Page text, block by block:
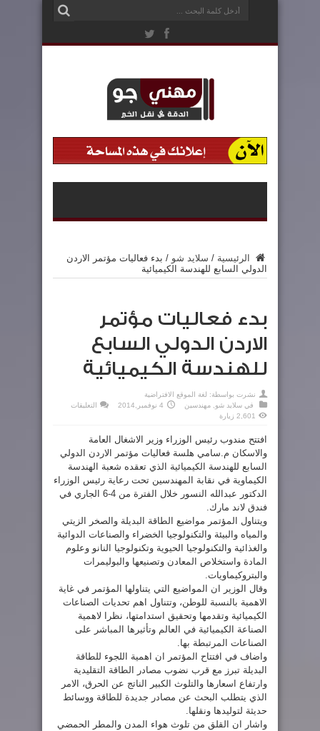
الرئيسية / سلايد شو / بدء فعاليات مؤتمر الاردن
الدولي السابع للهندسة الكيميائية
بدء فعاليات مؤتمر
الاردن الدولي السابع
للهندسة الكيميائية
نشرت بواسطة: لغة الموقع الافتراضية
في سلايد شو, مهندسين 4 نوفمبر,2014 التعليقات
السابع
للهندسة
الكيميائية
مغلقة
2,601 زيارة
افتتح مندوب رئيس الوزراء وزير الاشغال العامة
والاسكان م.سامي هلسة فعاليات مؤتمر الاردن الدولي
السابع للهندسة الكيميائية الذي تعقده شعبة الهندسة
الكيماوية في نقابة المهندسين تحت رعاية رئيس الوزراء
الدكتور عبدالله النسور خلال الفترة من 4-6 الجاري في
فندق لاند مارك.
ويتناول المؤتمر مواضيع الطاقة البديلة والصخر الزيتي
والمياه والبيئة والتكنولوجيا الخضراء والصناعات الدوائية
والغذائية والتكنولوجيا الحيوية وتكنولوجيا النانو وعلوم
المادة واستخلاص المعادن وتصنيعها والبوليمرات
والبتروكيماويات.
وقال الوزير ان المواضيع التي يتناولها المؤتمر في غاية
الاهمية بالنسبة للوطن، وتتناول اهم تحديات الصناعات
الكيميائية وتقدمها وتحقيق استدامتها، نظرا لاهمية
الصناعة الكيميائية في العالم وتأثيرها المباشر على
الصناعات المرتبطة بها.
واضاف في افتتاح المؤتمر ان اهمية اللجوء للطاقة
البديلة تبرز مع قرب نضوب مصادر الطاقة التقليدية
وارتفاع اسعارها والتلوث الكبير الناتج عن الحرق، الامر
الذي يتطلب البحث عن مصادر جديدة للطاقة ووسائط
حديثة لتوليدها ونقلها.
واشار ان القلق من تلوث هواء المدن والمطر الحمضي